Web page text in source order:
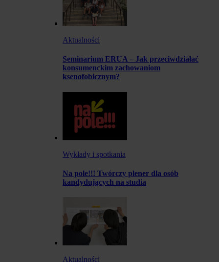
Aktualności
Seminarium ERUA – Jak przeciwdziałać
konsumenckim zachowaniom
ksenofobicznym?
Wykłady i spotkania
Na pole!!! Twórczy plener dla osób
kandydujących na studia
Aktualności